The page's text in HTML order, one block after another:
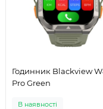
Годинник Blackview
Pro Green
В наявності